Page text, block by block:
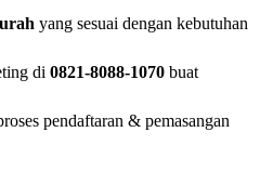
yang sesuai dengan kebutuhan
di 0821-8088-1070 buat
pendaftaran & pemasangan